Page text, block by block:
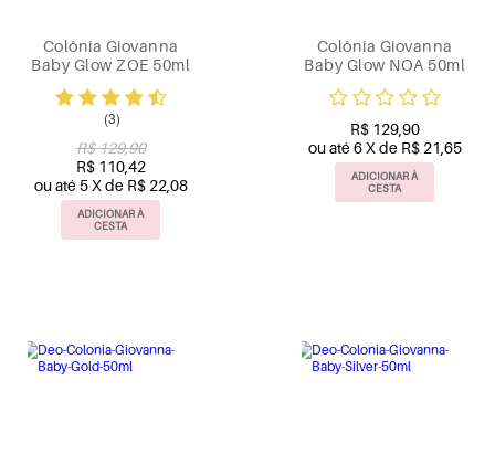
Colônia Giovanna
Baby Glow ZOE 50ml
(3)
R$ 129,90
R$ 110,42
ou até 5 X de R$ 22,08
ADICIONAR À
CESTA
Colônia Giovanna
Baby Glow NOA 50ml
R$ 129,90
ou até 6 X de R$ 21,65
ADICIONAR À
CESTA